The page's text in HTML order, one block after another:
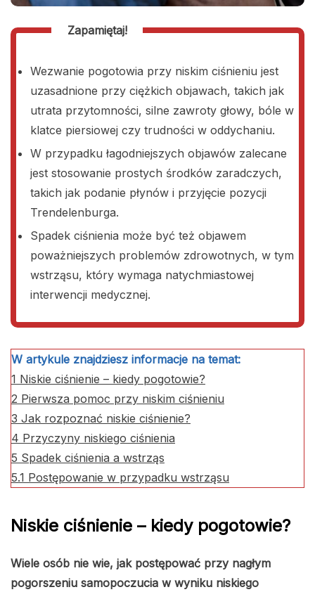
Zapamiętaj!
Wezwanie pogotowia przy niskim ciśnieniu jest
uzasadnione przy ciężkich objawach, takich jak
utrata przytomności, silne zawroty głowy, bóle w
klatce piersiowej czy trudności w oddychaniu.
W przypadku łagodniejszych objawów zalecane
jest stosowanie prostych środków zaradczych,
takich jak podanie płynów i przyjęcie pozycji
Trendelenburga.
Spadek ciśnienia może być też objawem
poważniejszych problemów zdrowotnych, w tym
wstrząsu, który wymaga natychmiastowej
interwencji medycznej.
W artykule znajdziesz informacje na temat:
1 Niskie ciśnienie – kiedy pogotowie?
2 Pierwsza pomoc przy niskim ciśnieniu
3 Jak rozpoznać niskie ciśnienie?
4 Przyczyny niskiego ciśnienia
5 Spadek ciśnienia a wstrząs
5.1 Postępowanie w przypadku wstrząsu
Niskie ciśnienie – kiedy pogotowie?
Wiele osób nie wie, jak postępować przy nagłym
pogorszeniu samopoczucia w wyniku niskiego